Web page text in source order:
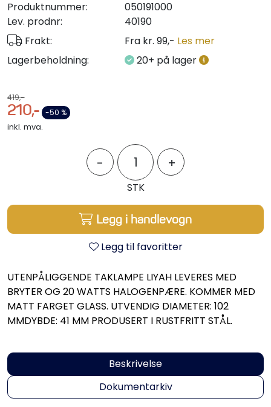
Produktnummer:
050191000
Lev. prodnr:
40190
Frakt:
Fra kr. 99,- Les mer
Lagerbeholdning:
20+ på lager
419,-
210,- -50 %
inkl. mva.
- +
STK
Legg i handlevogn
Legg til favoritter
UTENPÅLIGGENDE TAKLAMPE LIYAH LEVERES MED
BRYTER OG 20 WATTS HALOGENPÆRE. KOMMER MED
MATT FARGET GLASS. UTVENDIG DIAMETER: 102
MMDYBDE: 41 MM PRODUSERT I RUSTFRITT STÅL.
Beskrivelse
Dokumentarkiv
Styring/kontroll
Verktøy
Motordelsvelger/SONAR
Hydraulisk styring
Propeller
Servicesett